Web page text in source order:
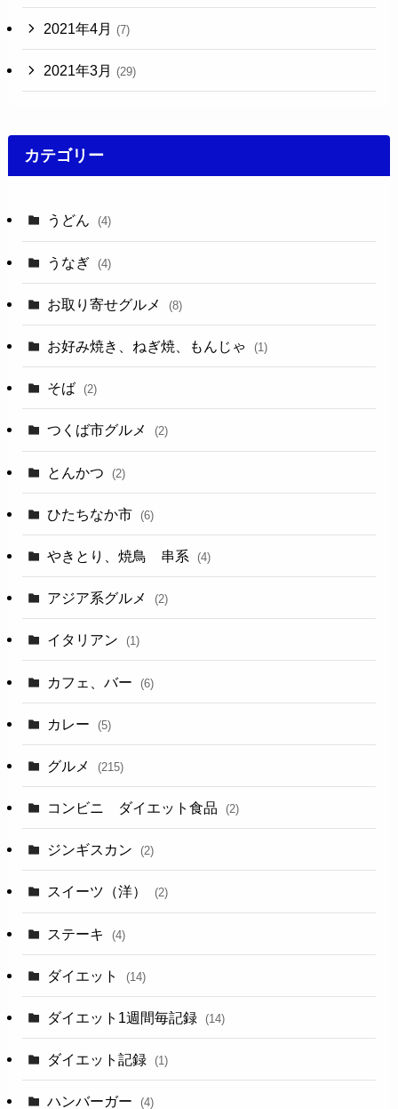
2021年4月 (7)
2021年3月 (29)
カテゴリー
うどん (4)
うなぎ (4)
お取り寄せグルメ (8)
お好み焼き、ねぎ焼、もんじゃ (1)
そば (2)
つくば市グルメ (2)
とんかつ (2)
ひたちなか市 (6)
やきとり、焼鳥 串系 (4)
アジア系グルメ (2)
イタリアン (1)
カフェ、バー (6)
カレー (5)
グルメ (215)
コンビニ ダイエット食品 (2)
ジンギスカン (2)
スイーツ（洋） (2)
ステーキ (4)
ダイエット (14)
ダイエット1週間毎記録 (14)
ダイエット記録 (1)
ハンバーガー (4)